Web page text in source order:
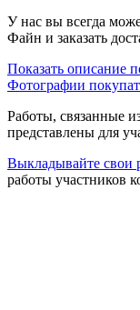
У нас вы всегда
Файн и заказать
Показать описание
Фотографии
Работы, связанные
представлены для
Выкладывайте свои
работы участников